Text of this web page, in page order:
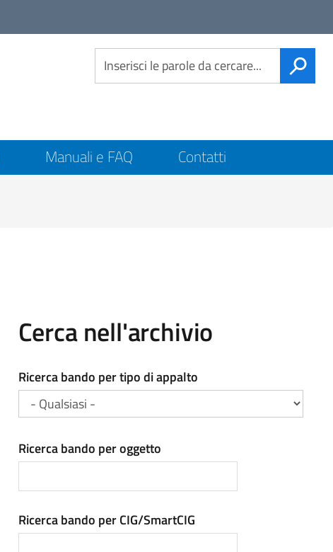
Link
social
Manuali e FAQ Contatti
Cerca nell'archivio
Ricerca bando per tipo di appalto
Ricerca bando per oggetto
Ricerca bando per CIG/SmartCIG